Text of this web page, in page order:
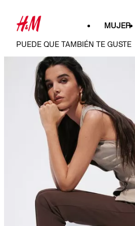
MUJER
PUEDE QUE TAMBIÉN TE GUSTE